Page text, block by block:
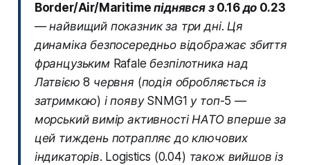
Border/Air/Maritime піднявся з 0.16 до 0.23
— найвищий показник за три дні. Ця
динаміка безпосередньо відображає збиття
французьким Rafale безпілотника над
Латвією 8 червня (подія обробляється із
затримкою) і появу SNMG1 у топ-5 —
морський вимір активності НАТО вперше за
цей тиждень потрапляє до ключових
індикаторів. Logistics (0.04) також вийшов із